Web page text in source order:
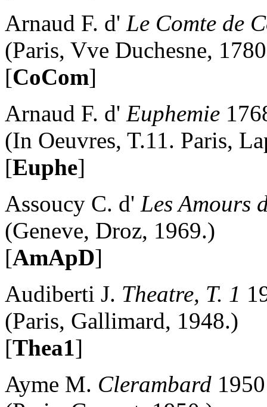
Arnaud F. d' Le Comte de
(Paris, Vve Duchesne,
[CoCom]
Arnaud F. d' Euphemie
(In Oeuvres, T.11. Paris,
[Euphe]
Assoucy C. d' Les Amours
(Geneve, Droz, 1969.)
[AmApD]
Audiberti J. Theatre, T. 1
(Paris, Gallimard, 1948.)
[Thea1]
Ayme M. Clerambard 1950